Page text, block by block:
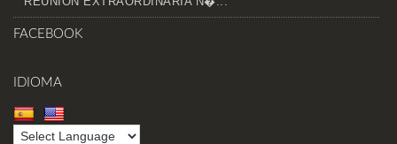
FACEBOOK
IDIOMA